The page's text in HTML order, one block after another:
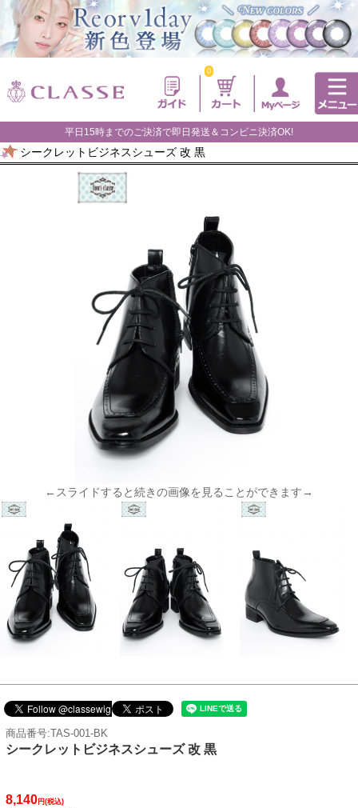
0
平日15時までのご決済で即日発送＆コンビニ決済OK!
シークレットビジネスシューズ 改 黒
←スライドすると続きの画像を見ることができます→
商品番号:TAS-001-BK
シークレットビジネスシューズ 改 黒
8,140円(税込)